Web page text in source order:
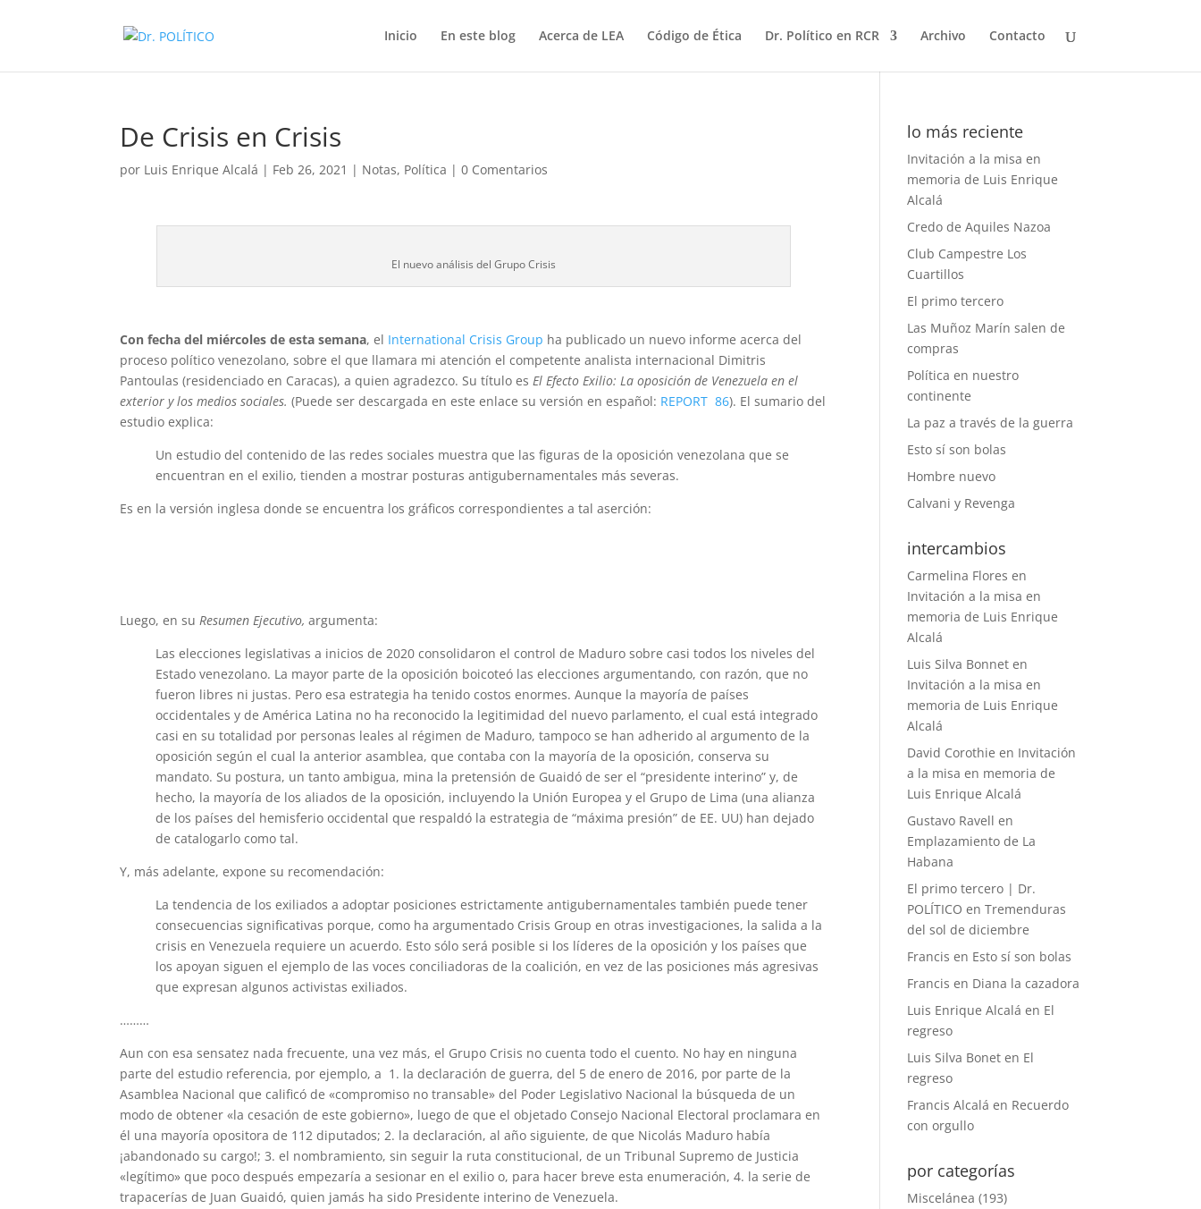
Inicio En este blog Acerca de LEA Código de Ética Dr. Político en RCR Archivo Contacto
De Crisis en Crisis
por Luis Enrique Alcalá | Feb 26, 2021 | Notas, Política |0 Comentarios
El nuevo análisis del Grupo Crisis
Con fecha del miércoles de esta semana, el International Crisis Group ha publicado un nuevo informe acerca del
proceso político venezolano, sobre el que llamara mi atención el competente analista internacional Dimitris
Pantoulas (residenciado en Caracas), a quien agradezco. Su título esEl Efecto Exilio: La oposición de Venezuela en el
exterior y los medios sociales.(Puede ser descargada en este enlace su versión en español: REPORT 86). El sumario del
estudio explica:
Un estudio del contenido de las redes sociales muestra que las figuras de la oposición venezolana que se
encuentran en el exilio, tienden a mostrar posturas antigubernamentales más severas.
Es en la versión inglesa donde se encuentra los gráficos correspondientes a tal aserción:
Luego, en suResumen Ejecutivo,argumenta:
Las elecciones legislativas a inicios de 2020 consolidaron el control de Maduro sobre casi todos los niveles del
Estado venezolano. La mayor parte de la oposición boicoteó las elecciones argumentando, con razón, que no
fueron libres ni justas. Pero esa estrategia ha tenido costos enormes. Aunque la mayoría de países
occidentales y de América Latina no ha reconocido la legitimidad del nuevo parlamento, el cual está integrado
casi en su totalidad por personas leales al régimen de Maduro, tampoco se han adherido al argumento de la
oposición según el cual la anterior asamblea, que contaba con la mayoría de la oposición, conserva su
mandato. Su postura, un tanto ambigua, mina la pretensión de Guaidó de ser el “presidente interino” y, de
hecho, la mayoría de los aliados de la oposición, incluyendo la Unión Europea y el Grupo de Lima (una alianza
de los países del hemisferio occidental que respaldó la estrategia de “máxima presión” de EE. UU) han dejado
de catalogarlo como tal.
Y, más adelante, expone su recomendación:
La tendencia de los exiliados a adoptar posiciones estrictamente antigubernamentales también puede tener
consecuencias significativas porque, como ha argumentado Crisis Group en otras investigaciones, la salida a la
crisis en Venezuela requiere un acuerdo. Esto sólo será posible si los líderes de la oposición y los países que
los apoyan siguen el ejemplo de las voces conciliadoras de la coalición, en vez de las posiciones más agresivas
que expresan algunos activistas exiliados.
………
Aun con esa sensatez nada frecuente, una vez más, el Grupo Crisis no cuenta todo el cuento. No hay en ninguna
parte del estudio referencia, por ejemplo, a 1. la declaración de guerra, del 5 de enero de 2016, por parte de la
Asamblea Nacional que calificó de «compromiso no transable» del Poder Legislativo Nacional la búsqueda de un
modo de obtener «la cesación de este gobierno», luego de que el objetado Consejo Nacional Electoral proclamara en
él una mayoría opositora de 112 diputados; 2. la declaración, al año siguiente, de que Nicolás Maduro había
¡abandonado su cargo!; 3. el nombramiento, sin seguir la ruta constitucional, de un Tribunal Supremo de Justicia
«legítimo» que poco después empezaría a sesionar en el exilio o, para hacer breve esta enumeración, 4. la serie de
trapacerías de Juan Guaidó, quien jamás ha sido Presidente interino de Venezuela.
lo más reciente
Invitación a la misa en
memoria de Luis Enrique
Alcalá
Credo de Aquiles Nazoa
Club Campestre Los
Cuartillos
El primo tercero
Las Muñoz Marín salen de
compras
Política en nuestro
continente
La paz a través de la guerra
Esto sí son bolas
Hombre nuevo
Calvani y Revenga
intercambios
Carmelina Flores en
Invitación a la misa en
memoria de Luis Enrique
Alcalá
Luis Silva Bonnet en
Invitación a la misa en
memoria de Luis Enrique
Alcalá
David Corothie en Invitación
a la misa en memoria de
Luis Enrique Alcalá
Gustavo Ravell en
Emplazamiento de La
Habana
El primo tercero | Dr.
POLÍTICO enTremenduras
del sol de diciembre
Francis en Esto sí son bolas
Francis en Diana la cazadora
Luis Enrique Alcalá en El
regreso
Luis Silva Bonet en El
regreso
Francis Alcalá en Recuerdo
con orgullo
por categorías
Miscelánea (193)